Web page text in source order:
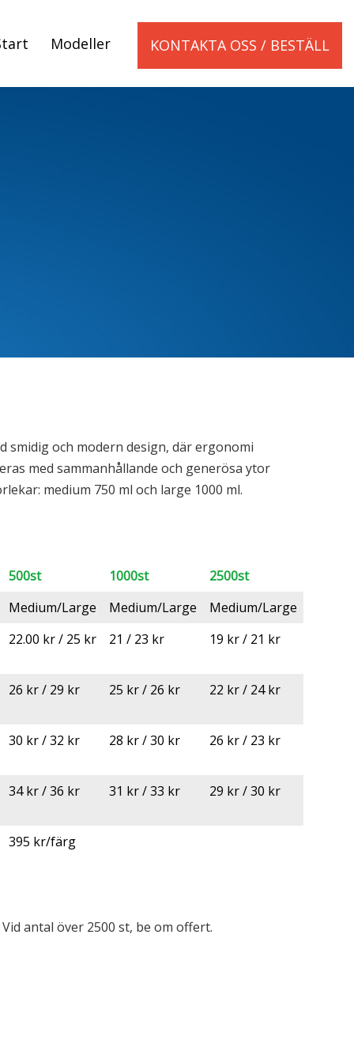
Modeller KONTAKTA OSS / BESTÄLL
smidig och modern design, där ergonomi
med sammanhållande och generösa ytor
medium 750 ml och large 1000 ml.
500st 1000st
2500st
Medium/Large
Medium/Large
Medium/Large
22.00 kr / 25 kr
21 / 23 kr 19 kr / 21 kr
26 kr / 29 kr 25 kr / 26 kr 22 kr / 24 kr
30 kr / 32 kr 28 kr / 30 kr 26 kr / 23 kr
34 kr / 36 kr 31 kr / 33 kr 29 kr / 30 kr
395 kr/färg
antal över 2500 st, be om offert.